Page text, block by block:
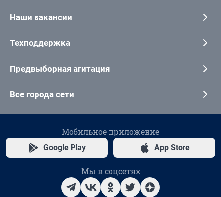
Наши вакансии
Техподдержка
Предвыборная агитация
Все города сети
Мобильное приложение
Google Play App Store
Мы в соцсетях